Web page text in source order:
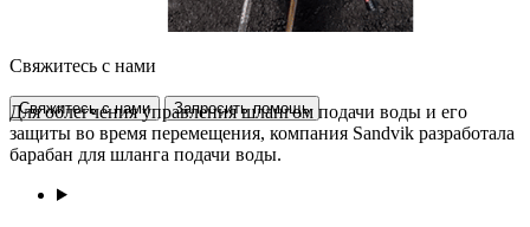
Свяжитесь с нами
Свяжитесь с нами Запросить помощь
Для облегчения управления шлангом подачи воды и его
защиты во время перемещения, компания Sandvik разработала
барабан для шланга подачи воды.